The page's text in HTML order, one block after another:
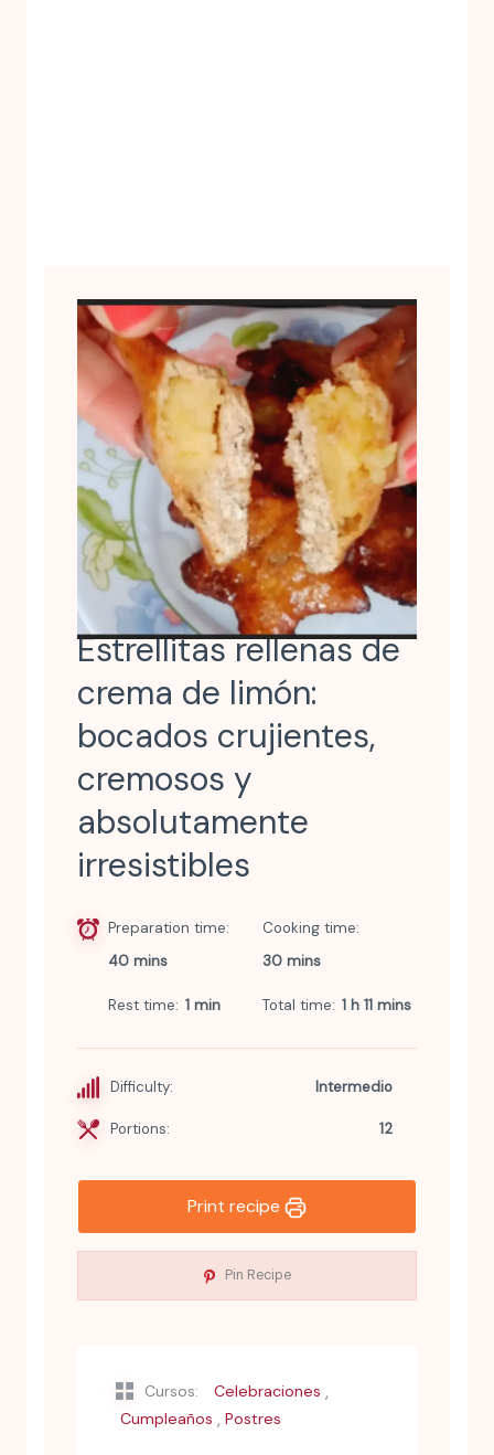
Estrellitas rellenas de
crema de limón:
bocados crujientes,
cremosos y
absolutamente
irresistibles
Preparation time
40 mins
Cooking time
30 mins
Rest time 1 min Total time 1 h 11 mins
Difficulty: Intermedio
Portions: 12
Print recipe
Pin Recipe
Cursos: Celebraciones ,
Cumpleaños , Postres